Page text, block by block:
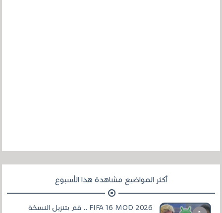
أكثر المواضيع مشاهدة هذا الأسبوع
FIFA 16 MOD 2026 .. قم بتنزيل النسخة